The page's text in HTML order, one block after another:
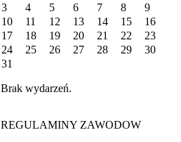
3
4 5 6 7 8
9
10
11 12 13 14 15
16
17
18 19 20 21 22
23
24
25 26 27 28 29
30
31
Brak wydarzeń.
REGULAMINY ZAWODOW